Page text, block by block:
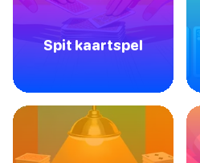
Spit kaartspel